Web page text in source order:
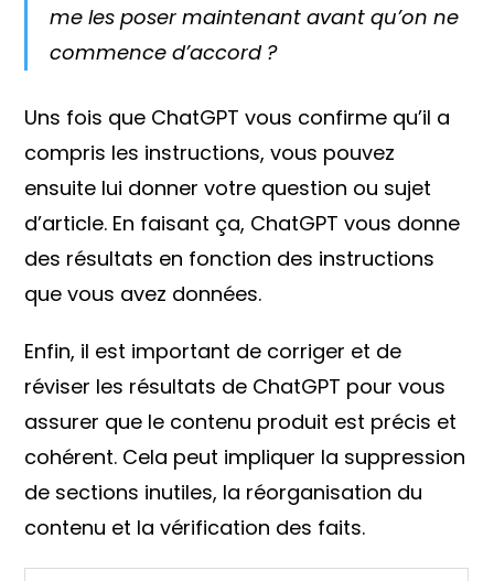
me les poser maintenant avant qu’on ne
commence d’accord ?
Uns fois que ChatGPT vous confirme qu’il a
compris les instructions, vous pouvez
ensuite lui donner votre question ou sujet
d’article. En faisant ça, ChatGPT vous donne
des résultats en fonction des instructions
que vous avez données.
Enfin, il est important de corriger et de
réviser les résultats de ChatGPT pour vous
assurer que le contenu produit est précis et
cohérent. Cela peut impliquer la suppression
de sections inutiles, la réorganisation du
contenu et la vérification des faits.